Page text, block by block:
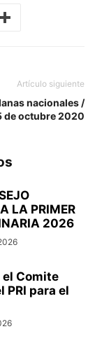
Artículo siguiente
nacionales /
de octubre 2020
LA PRIMER
2026
Comite
PRI para el